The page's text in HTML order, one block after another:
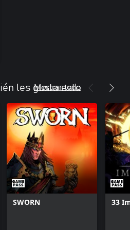
les gusta esto
Mostrar todo
SWORN 33